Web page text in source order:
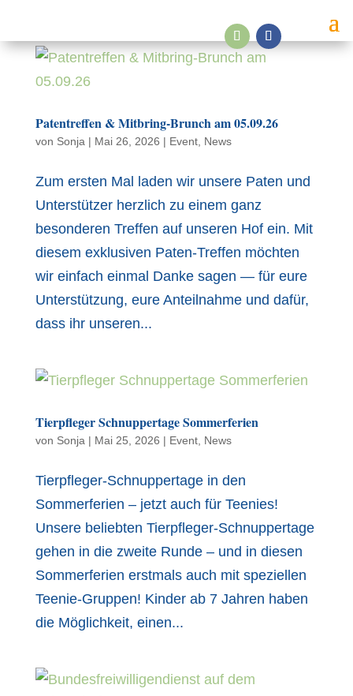
Patentreffen & Mitbring-Brunch am 05.09.26
von Sonja | Mai 26, 2026 | Event, News
Zum ersten Mal laden wir unsere Paten und
Unterstützer herzlich zu einem ganz
besonderen Treffen auf unseren Hof ein. Mit
diesem exklusiven Paten-Treffen möchten
wir einfach einmal Danke sagen — für eure
Unterstützung, eure Anteilnahme und dafür,
dass ihr unseren...
Tierpfleger Schnuppertage Sommerferien
von Sonja | Mai 25, 2026 | Event, News
Tierpfleger-Schnuppertage in den
Sommerferien – jetzt auch für Teenies!
Unsere beliebten Tierpfleger-Schnuppertage
gehen in die zweite Runde – und in diesen
Sommerferien erstmals auch mit speziellen
Teenie-Gruppen! Kinder ab 7 Jahren haben
die Möglichkeit, einen...